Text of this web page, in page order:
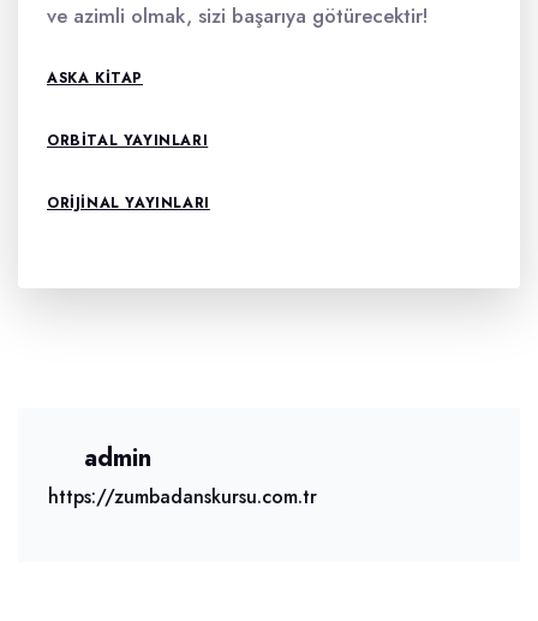
ve azimli olmak, sizi başarıya götürecektir!
ASKA KITAP
ORBITAL YAYINLARI
ORIJINAL YAYINLARI
admin
https://zumbadanskursu.com.tr